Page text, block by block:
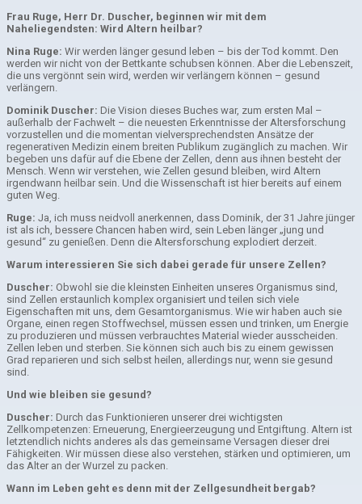
Frau Ruge, Herr Dr. Duscher, beginnen wir mit dem
Naheliegendsten: Wird Altern heilbar?
Nina Ruge: Wir werden länger gesund leben – bis der Tod kommt. Den
werden wir nicht von der Bettkante schubsen können. Aber die Lebenszeit,
die uns vergönnt sein wird, werden wir verlängern können – gesund
verlängern.
Dominik Duscher: Die Vision dieses Buches war, zum ersten Mal –
außerhalb der Fachwelt – die neuesten Erkenntnisse der Altersforschung
vorzustellen und die momentan vielversprechendsten Ansätze der
regenerativen Medizin einem breiten Publikum zugänglich zu machen. Wir
begeben uns dafür auf die Ebene der Zellen, denn aus ihnen besteht der
Mensch. Wenn wir verstehen, wie Zellen gesund bleiben, wird Altern
irgendwann heilbar sein. Und die Wissenschaft ist hier bereits auf einem
guten Weg.
Ruge: Ja, ich muss neidvoll anerkennen, dass Dominik, der 31 Jahre jünger
ist als ich, bessere Chancen haben wird, sein Leben länger „jung und
gesund“ zu genießen. Denn die Altersforschung explodiert derzeit.
Warum interessieren Sie sich dabei gerade für unsere Zellen?
Duscher: Obwohl sie die kleinsten Einheiten unseres Organismus sind,
sind Zellen erstaunlich komplex organisiert und teilen sich viele
Eigenschaften mit uns, dem Gesamtorganismus. Wie wir haben auch sie
Organe, einen regen Stoffwechsel, müssen essen und trinken, um Energie
zu produzieren und müssen verbrauchtes Material wieder ausscheiden.
Zellen leben und sterben. Sie können sich auch bis zu einem gewissen
Grad reparieren und sich selbst heilen, allerdings nur, wenn sie gesund
sind.
Und wie bleiben sie gesund?
Duscher: Durch das Funktionieren unserer drei wichtigsten
Zellkompetenzen: Erneuerung, Energieerzeugung und Entgiftung. Altern ist
letztendlich nichts anderes als das gemeinsame Versagen dieser drei
Fähigkeiten. Wir müssen diese also verstehen, stärken und optimieren, um
das Alter an der Wurzel zu packen.
Wann im Leben geht es denn mit der Zellgesundheit bergab?